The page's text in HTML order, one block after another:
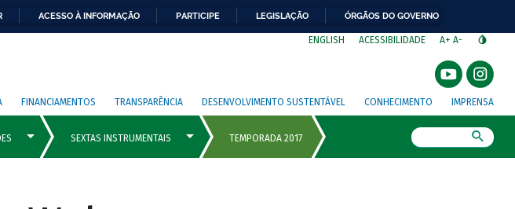
ACESSO À INFORMAÇÃO PARTICIPE LEGISLAÇÃO ÓRGÃOS DO GOVERNO
ENGLISH ACESSIBILIDADE A+ A-
FINANCIAMENTOS TRANSPARÊNCIA DESENVOLVIMENTO SUSTENTÁVEL CONHECIMENTO IMPRENSA